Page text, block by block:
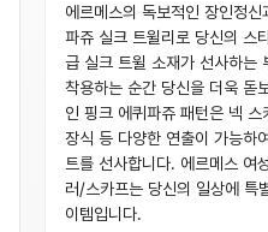
에르메스의 독보적인 장인정
파쥬 실크 트윌리로 당신의 스
급 실크 트윌 소재가 선사하는
착용하는 순간 당신을 더욱 돋
인 핑크 에퀴파쥬 패턴은 넥
장식 등 다양한 연출이 가능하
트를 선사합니다. 에르메스 여
러/스카프는 당신의 일상에 특
이템입니다.